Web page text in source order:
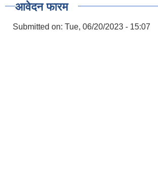
आवेदन फारम
Submitted on: Tue, 06/20/2023 - 15:07